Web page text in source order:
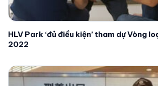
HLV Park ‘đủ điều kiện’ tham dự Vòng
2022